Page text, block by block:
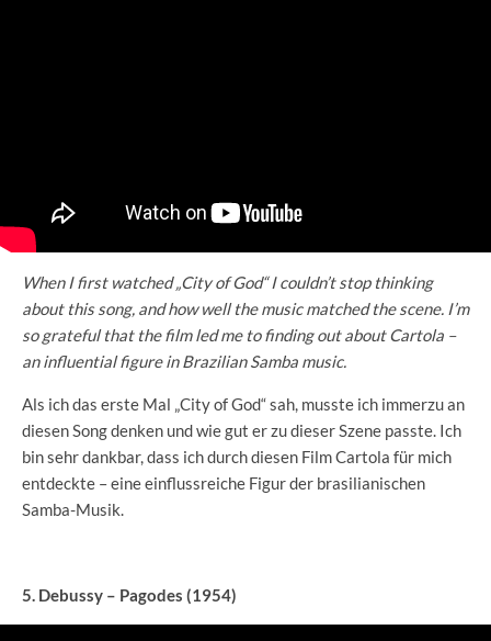
When I first watched „City of God“ I couldn’t stop thinking
about this song, and how well the music matched the scene. I’m
so grateful that the film led me to finding out about Cartola –
an influential figure in Brazilian Samba music.
Als ich das erste Mal „City of God“ sah, musste ich immerzu an
diesen Song denken und wie gut er zu dieser Szene passte. Ich
bin sehr dankbar, dass ich durch diesen Film Cartola für mich
entdeckte – eine einflussreiche Figur der brasilianischen
Samba-Musik.
5. Debussy – Pagodes (1954)